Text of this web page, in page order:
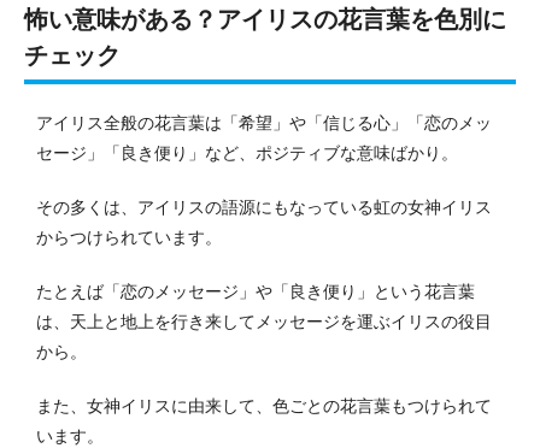
怖い意味がある？アイリスの花言葉を色別に
チェック
アイリス全般の花言葉は「希望」や「信じる心」「恋のメッ
セージ」「良き便り」など、ポジティブな意味ばかり。
その多くは、アイリスの語源にもなっている虹の女神イリス
からつけられています。
たとえば「恋のメッセージ」や「良き便り」という花言葉
は、天上と地上を行き来してメッセージを運ぶイリスの役目
から。
また、女神イリスに由来して、色ごとの花言葉もつけられて
います。